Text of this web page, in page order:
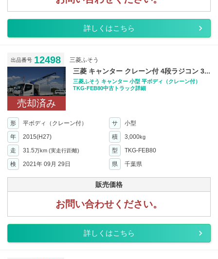
詳しくはこちら
出品番号 12498 三菱ふそう
売却済み
三菱 キャンター クレーン付 4段ラジコン 3...
三菱ふそう キャンター 小型 平ボディ（クレーン付）
TKG-FEB80中古トラック詳細
形 平ボディ（クレーン付） サ
小型
年
2015(H27) 積 3,000kg
走 31.5万km (実走行距離) 型
TKG-FEB80
検
2021年 09月 29日 県 千葉県
販売価格
お問い合わせください。
詳しくはこちら